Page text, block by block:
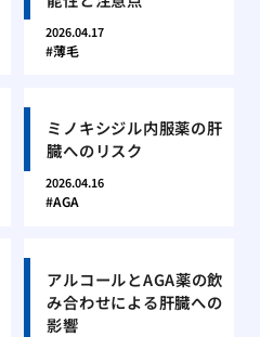
2026.04.17
薄毛
ミノキシジル内服薬の肝
臓へのリスク
2026.04.16
AGA
アルコールとAGA薬の飲
み合わせによる肝臓への
影響